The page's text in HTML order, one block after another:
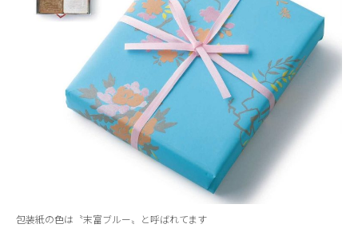
包装紙の色は〝末富ブルー〟と呼ばれてます